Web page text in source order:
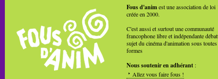
Fous d'animest une association de loi
créée en 2000.
C'est aussi et surtout une communauté
francophone libre et indépendante
sujet du cinéma d'animation sous toutes
formes
Nous soutenir en adhérant :
Allez vous faire fous !